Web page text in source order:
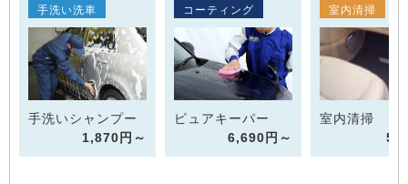
手洗い洗車
手洗いシャンプー
1,870円～
コーティング
ピュアキーパー
6,690円～
室内清掃
室内清掃 1